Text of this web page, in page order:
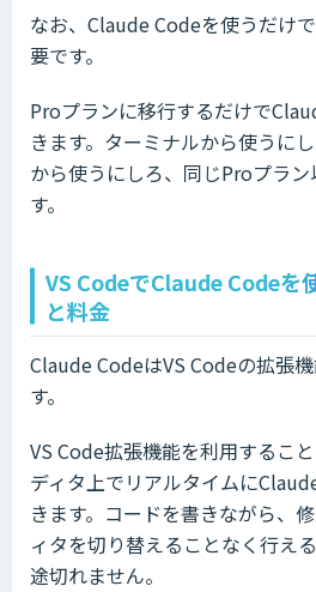
なお、Claude Codeを使うだけ
要です。
Proプランに移行するだけで
きます。ターミナルから使うに
から使うにしろ、同じProプラ
す。
VS CodeでClaude Codeを
と料金
Claude CodeはVS Codeの拡張
す。
VS Code拡張機能を利用するこ
ディタ上でリアルタイムに
きます。コードを書きながら、
ィタを切り替えることなく行え
途切れません。